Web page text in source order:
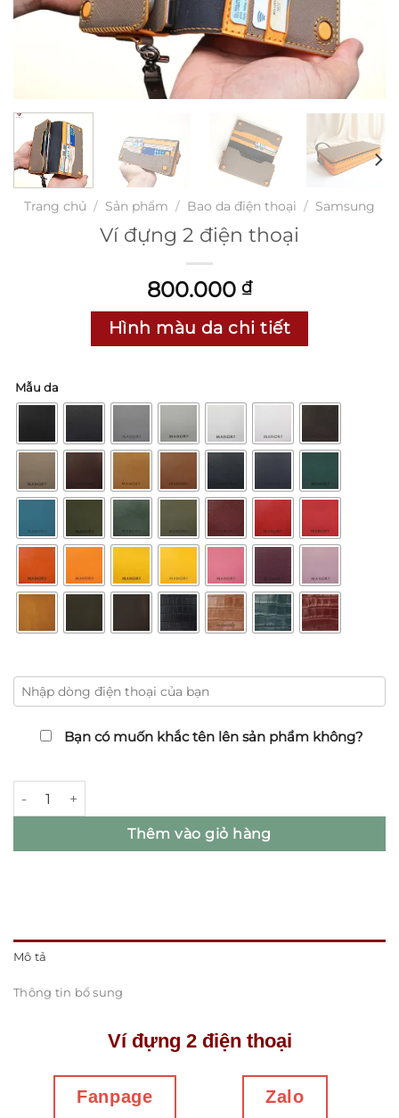
Trang chủ / Sản phẩm / Bao da điện thoại / Samsung
Ví đựng 2 điện thoại
800.000 ₫
Hình màu da chi tiết
Mẫu da
Bạn có muốn khắc tên lên sản phẩm không?
Ví đựng 2 điện thoại số lượng
Thêm vào giỏ hàng
Mô tả
Thông tin bổ sung
Ví đựng 2 điện thoại
Fanpage Zalo